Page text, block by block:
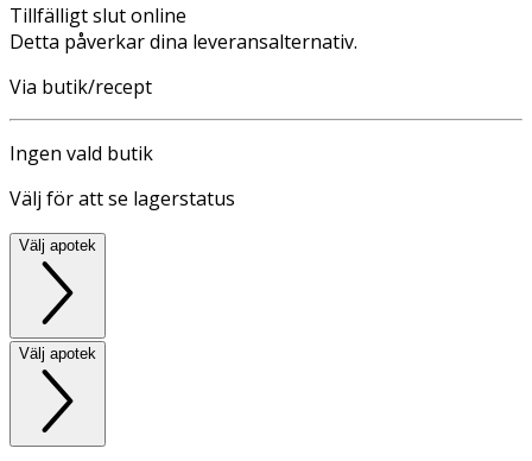
Tillfälligt slut online
Detta påverkar dina leveransalternativ.
Via butik/recept
Ingen vald butik
Välj för att se lagerstatus
Välj apotek
Välj apotek